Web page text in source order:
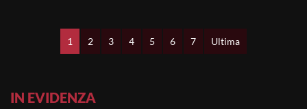
1 2 3 4 5 6 7 Ultima
IN EVIDENZA